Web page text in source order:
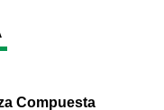
Compuesta